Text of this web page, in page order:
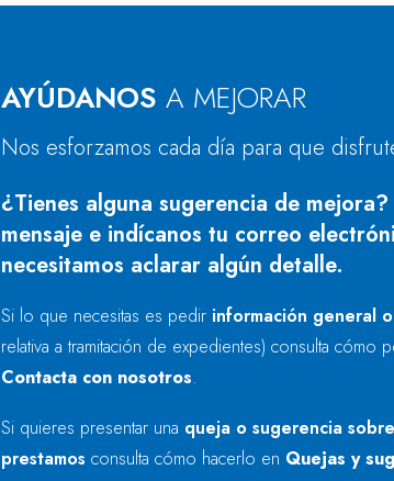
AYÚDANOS A MEJORAR
Nos esforzamos cada día para que
¿Tienes alguna sugerencia de
mensaje e indícanos tu correo
necesitamos aclarar algún detalle.
Si lo que necesitas es pedir información general
relativa a tramitación de expedientes) consulta cómo
Contacta con nosotros.
Si quieres presentar una queja o sugerencia
prestamos consulta cómo hacerlo en Quejas y